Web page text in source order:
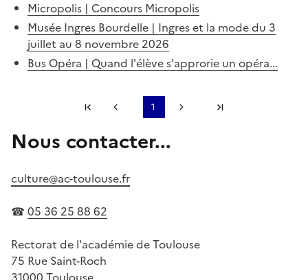
Micropolis | Concours Micropolis
Musée Ingres Bourdelle | Ingres et la mode du 3
juillet au 8 novembre 2026
Bus Opéra | Quand l'élève s'approrie un opéra...
Première page
Page précédente
1
Page suivanteDernière page
S'abonner à Accordéon
Nous contacter...
culture@ac-toulouse.fr
☎ 05 36 25 88 62
Rectorat de l'académie de Toulouse
75 Rue Saint-Roch